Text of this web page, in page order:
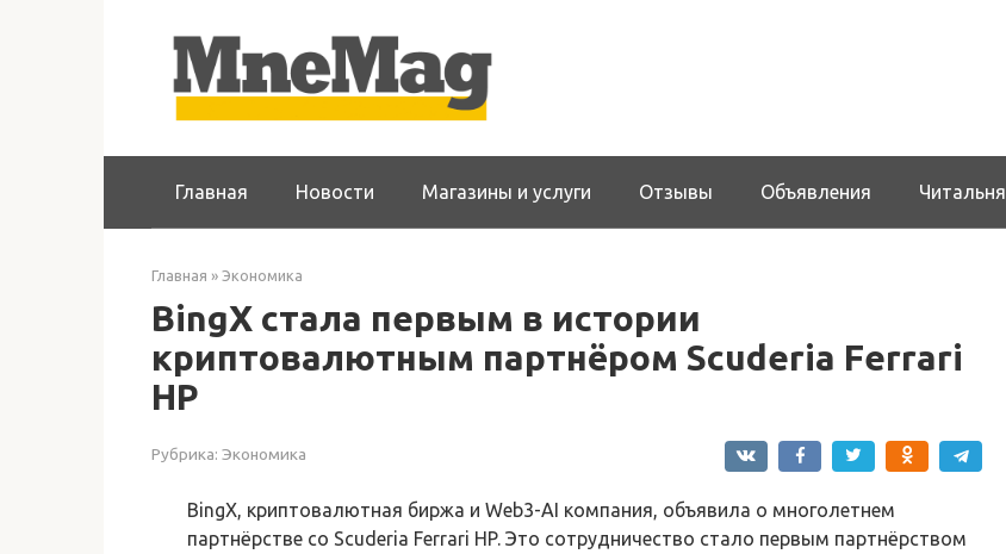
Главная Новости Магазины и услуги Отзывы Объявления Читальня
Главная » Экономика
BingX стала первым в истории
криптовалютным партнёром Scuderia Ferrari
HP
Рубрика: Экономика
BingX, криптовалютная биржа и Web3-AI компания, объявила о многолетнем
партнёрстве со Scuderia Ferrari HP. Это сотрудничество стало первым партнёрством